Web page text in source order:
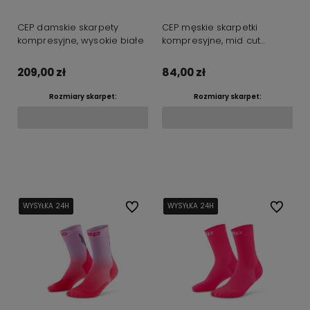
CEP damskie skarpety
kompresyjne, wysokie białe
209,00 zł
Rozmiary skarpet:
CEP męskie skarpetki
kompresyjne, mid cut
84,00 zł
Rozmiary skarpet:
WYSYŁKA 24H
WYSYŁKA 24H
WYSYŁKA 24H Do ulubionychWYSYŁKA 24H
WYSYŁKA 24H
WYSYŁKA 24H Do